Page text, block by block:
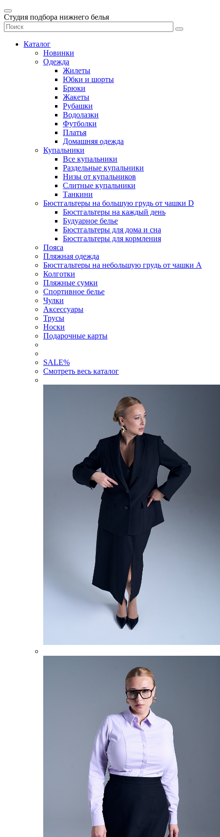
Студия подбора нижнего белья
Каталог
Новинки
Одежда
Жилеты
Юбки и шорты
Брюки
Жакеты
Рубашки
Водолазки
Футболки
Платья
Домашняя одежда
Купальники
Все купальники
Раздельные купальники
Низы от купальников
Слитные купальники
Танкини
Бюстгальтеры на большую грудь от чашки D
Бюстгальтеры на каждый день
Будуарное белье
Бюстгальтеры для дома и сна
Бюстгальтеры для кормления
Пояса
Пляжная одежда
Бюстгальтеры на небольшую грудь от чашки А
Колготки
Пляжные сумки
Спортивное белье
Чулки
Аксессуары
Трусы
Носки
Подарочные карты
SALE%
Смотреть весь каталог